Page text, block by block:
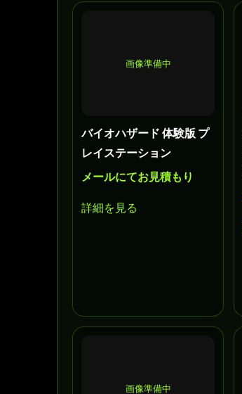
画像準備中
バイオハザード 体験版 プ
レイステーション
メールにてお見積もり
詳細を見る
画像準備中